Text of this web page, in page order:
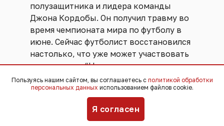
полузащитника и лидера команды
Джона Кордобы. Он получил травму во
время чемпионата мира по футболу в
июне. Сейчас футболист восстановился
настолько, что уже может участвовать
в разминках. “Надеюсь, через две
недели будет работать без
ограничений”, - сказал Мусаев.
Пользуясь нашим сайтом, вы соглашаетесь с политикой обработки
персональных данных использованием файлов cookie.
Я согласен